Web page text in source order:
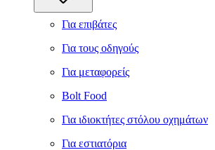
Για επιβάτες
Για τους οδηγούς
Για μεταφορείς
Bolt Food
Για ιδιοκτήτες στόλου οχημάτων
Για εστιατόρια